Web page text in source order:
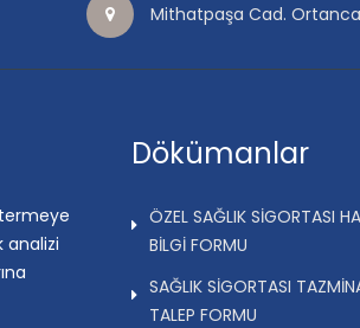
Mithatpaşa Cad.
analizi
Dökümanlar
ÖZEL SAĞLIK SİGORTASI
BİLGİ FORMU
SAĞLIK SİGORTASI
TALEP FORMU